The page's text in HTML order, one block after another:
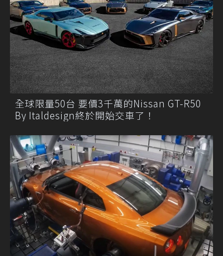
全球限量50台 要價3千萬的Nissan GT-R50
By Italdesign終於開始交車了！